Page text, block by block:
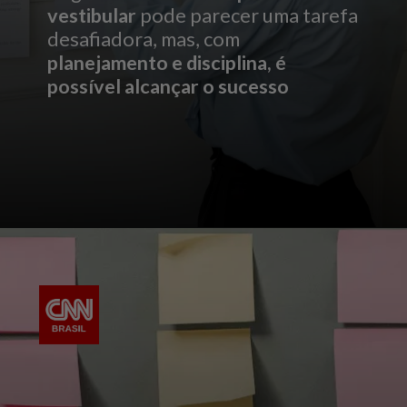
vestibular pode parecer uma tarefa
desafiadora, mas, com
planejamento e disciplina, é
possível alcançar o sucesso